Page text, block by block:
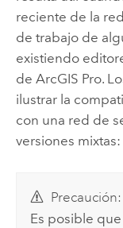
reciente de la
de trabajo de
existiendo
de ArcGIS Pro.
ilustrar la
con una red de
versiones mixtas:
Precaución:
Es posible